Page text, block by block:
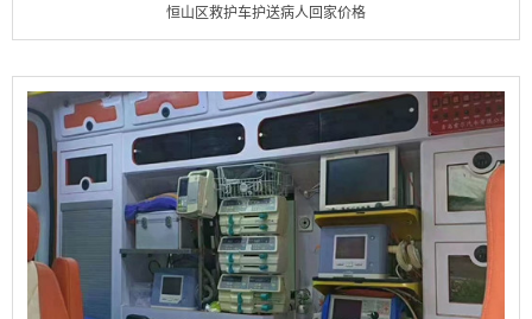
恒山区救护车护送病人回家价格